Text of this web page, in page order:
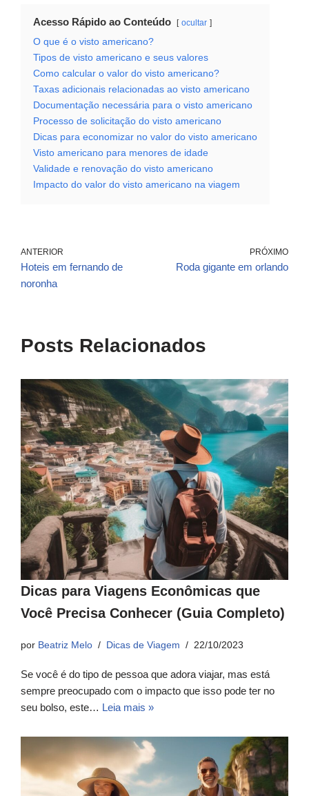
Acesso Rápido ao Conteúdo ocultar
O que é o visto americano?
Tipos de visto americano e seus valores
Como calcular o valor do visto americano?
Taxas adicionais relacionadas ao visto americano
Documentação necessária para o visto americano
Processo de solicitação do visto americano
Dicas para economizar no valor do visto americano
Visto americano para menores de idade
Validade e renovação do visto americano
Impacto do valor do visto americano na viagem
ANTERIOR
Hoteis em fernando de
noronha
PRÓXIMO
Roda gigante em orlando
Posts Relacionados
Dicas para Viagens Econômicas que
Você Precisa Conhecer (Guia Completo)
por Beatriz Melo Dicas de Viagem 22/10/2023
Se você é do tipo de pessoa que adora viajar, mas está
sempre preocupado com o impacto que isso pode ter no
seu bolso, este… Leia mais »